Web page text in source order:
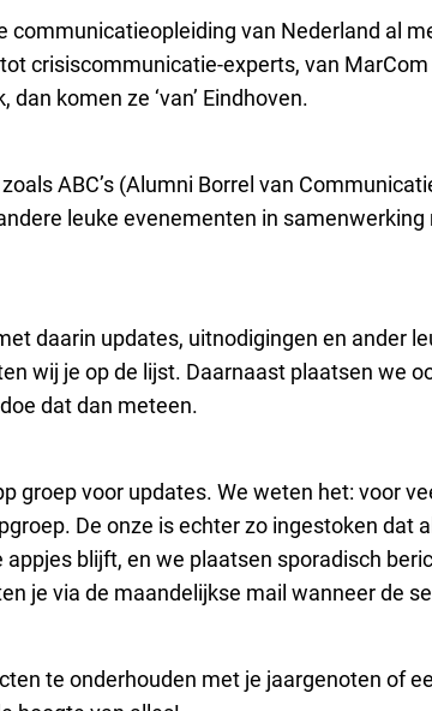
van Nederland al
crisiscommunicatie-experts, van
komen ze ‘van’ Eindhoven.
ABC’s (Alumni Borrel van
leuke evenementen in samenwerking
daarin updates, uitnodigingen en ander
wij je op de lijst. Daarnaast plaatsen we
dat dan meteen.
groep voor updates. We weten het: voor
De onze is echter zo ingestoken dat
blijft, en we plaatsen sporadisch
je via de maandelijkse mail wanneer de
te onderhouden met je jaargenoten of